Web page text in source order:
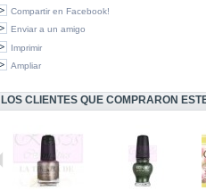
Compartir en Facebook!
Enviar a un amigo
Imprimir
Ampliar
LOS CLIENTES QUE COMPRARON